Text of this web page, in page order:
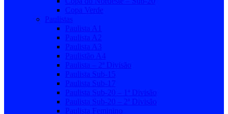
Copa Verde
Paulistas
Paulista A1
Paulista A2
Paulista A3
Paulistão A4
Paulista – 2ª Divisão
Paulista Sub-15
Paulista Sub-17
Paulista Sub-20 – 1ª Divisão
Paulista Sub-20 – 2ª Divisão
Paulista Feminino